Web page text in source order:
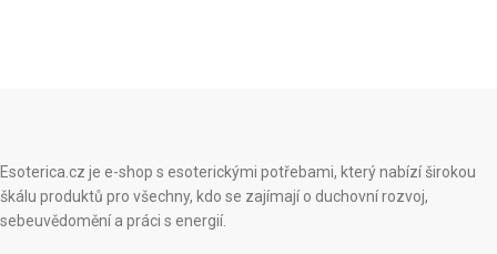
Esoterica.cz je e-shop s esoterickými potřebami, který nabízí širokou
škálu produktů pro všechny, kdo se zajímají o duchovní rozvoj,
sebeuvědomění a práci s energií.